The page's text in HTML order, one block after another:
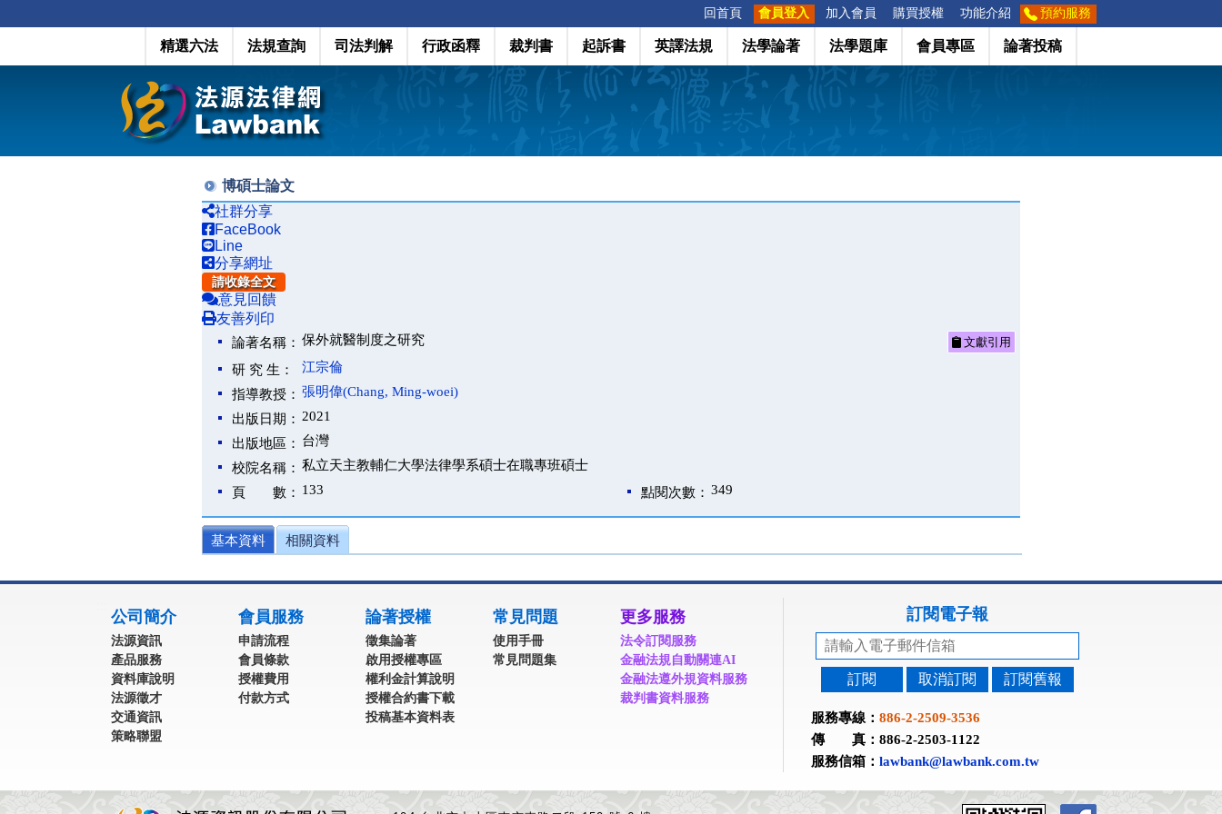
回首頁 會員登入 加入會員 購買授權 功能介紹 預約服務
精選六法 法規查詢 司法判解 行政函釋 裁判書 起訴書 英譯法規 法學論著 法學題庫 會員專區 論著投稿
博碩士論文
社群分享
FaceBook
Line
分享網址
請收錄全文
意見回饋
友善列印
論著名稱： 保外就醫制度之研究 文獻引用
研 究 生：
江宗倫
指導教授： 張明偉(Chang, Ming-woei)
出版日期： 2021
出版地區： 台灣
校院名稱： 私立天主教輔仁大學法律學系碩士在職專班碩士
頁 數： 133 點閱次數： 349
基本資料 相關資料
公司簡介
法源資訊
產品服務
資料庫說明
法源徵才
交通資訊
策略聯盟
會員服務
申請流程
會員條款
授權費用
付款方式
論著授權
徵集論著
啟用授權專區
權利金計算說明
授權合約書下載
投稿基本資料表
常見問題
使用手冊
常見問題集
更多服務
法令訂閱服務
金融法規自動關連AI
金融法遵外規資料服務
裁判書資料服務
訂閱電子報
訂閱 取消訂閱 訂閱舊報
服務專線： 886-2-2509-3536
傳 真：886-2-2503-1122
服務信箱： lawbank@lawbank.com.tw